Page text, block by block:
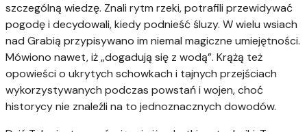
szczególną wiedzę. Znali rytm rzeki, potrafili przewidywać
pogodę i decydowali, kiedy podnieść śluzy. W wielu wsiach
nad Grabią przypisywano im niemal magiczne umiejętności.
Mówiono nawet, iż „dogadują się z wodą”. Krążą też
opowieści o ukrytych schowkach i tajnych przejściach
wykorzystywanych podczas powstań i wojen, choć
historycy nie znaleźli na to jednoznacznych dowodów.